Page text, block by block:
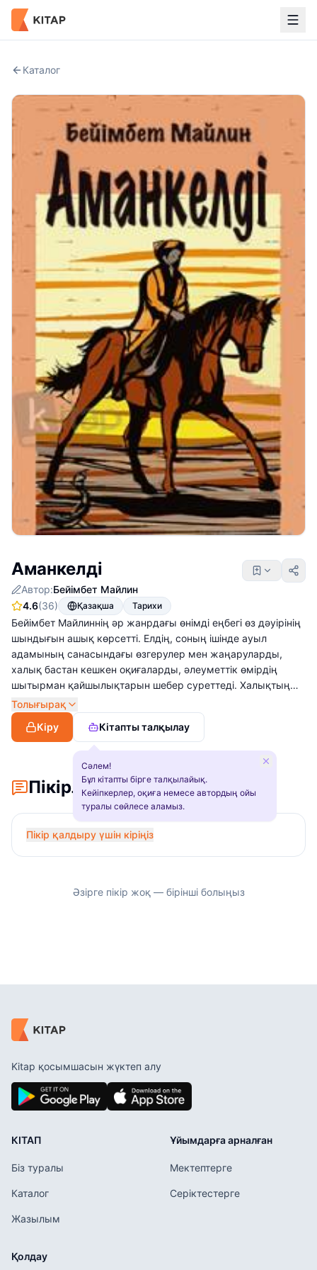
Каталог
Аманкелді
Автор:Бейімбет Майлин
4.6(36) Қазақша Тарихи
Бейімбет Майлиннің әр жанрдағы өнімді еңбегі өз дәуірінің
шындығын ашық көрсетті. Елдің, соның ішінде ауыл
адамының санасындағы өзгерулер мен жаңаруларды,
халық бастан кешкен оқиғаларды, әлеуметтік өмірдің
шытырман қайшылықтарын шебер суреттеді. Халықтың
ғасырлар бойы қалыптасқан тұрмыс-салт болмысының
жойылып, оның орнына орныға алмай жатқан жаңа
құрылым кезеңінің сырын көркем баяндайды.
байланыс көрінеді. Оқиғалар мен кейіпкерлердің мінезі де
бір-бірімен ұштасып, шынайы әңгімеленеді.
Толығырақ
Кіру
Кітапты талқылау
Сәлем!
Бұл кітапты бірге талқылайық.
Кейіпкерлер, оқиға немесе автордың ойы
туралы сөйлесе аламыз.
Пікірлер
Пікір қалдыру үшін кіріңіз
Әзірге пікір жоқ — бірінші болыңыз
Kitap қосымшасын жүктеп алу
КІТАП
Біз туралы
Каталог
Жазылым
Ұйымдарға арналған
Мектептерге
Серіктестерге
Қолдау